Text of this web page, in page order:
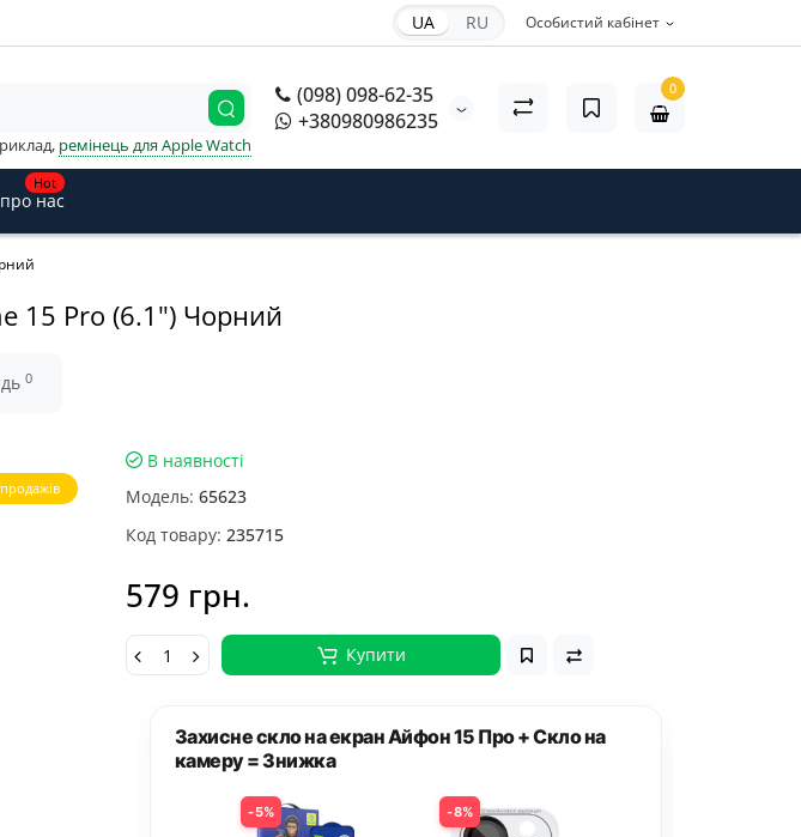
Особистий кабінет
UA RU
(098) 098-62-35
+380980986235
ремінець для Apple Watch
0
Hot
нас
15 Pro (6.1") Чорний
0
В наявності
Модель: 65623
Код товару: 235715
579 грн.
Купити
на
Разом дешевше